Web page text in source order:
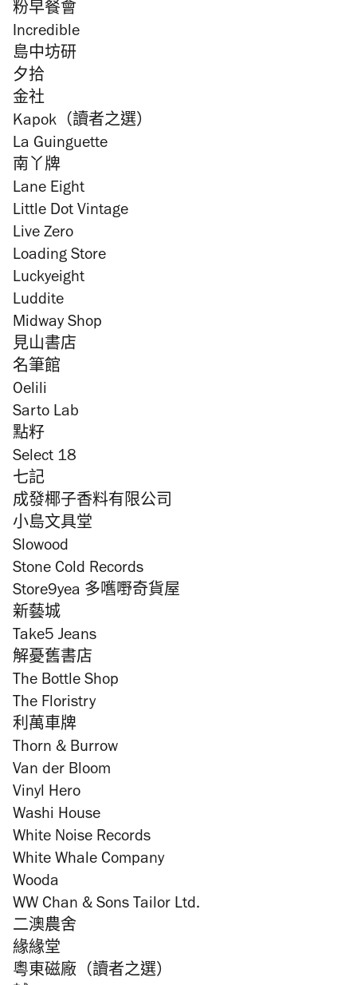
粉早餐會
Incredible
島中坊研
夕拾
金社
Kapok（讀者之選）
La Guinguette
南丫牌
Lane Eight
Little Dot Vintage
Live Zero
Loading Store
Luckyeight
Luddite
Midway Shop
見山書店
名筆館
Oelili
Sarto Lab
點籽
Select 18
七記
成發椰子香料有限公司
小島文具堂
Slowood
Stone Cold Records
Store9yea 多嚿嘢奇貨屋
新藝城
Take5 Jeans
解憂舊書店
The Bottle Shop
The Floristry
利萬車牌
Thorn & Burrow
Van der Bloom
Vinyl Hero
Washi House
White Noise Records
White Whale Company
Wooda
WW Chan & Sons Tailor Ltd.
二澳農舍
緣緣堂
粵東磁廠（讀者之選）